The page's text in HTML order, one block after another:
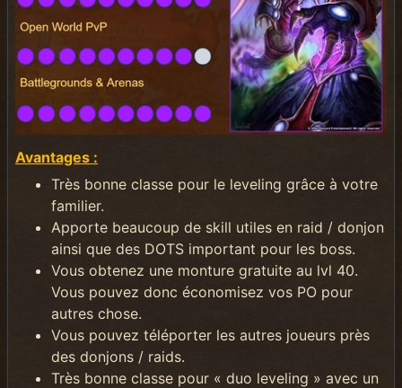
Avantages :
Très bonne classe pour le leveling grâce à votre
familier.
Apporte beaucoup de skill utiles en raid / donjon
ainsi que des DOTS important pour les boss.
Vous obtenez une monture gratuite au lvl 40.
Vous pouvez donc économisez vos PO pour
autres chose.
Vous pouvez téléporter les autres joueurs près
des donjons / raids.
Très bonne classe pour « duo leveling » avec un